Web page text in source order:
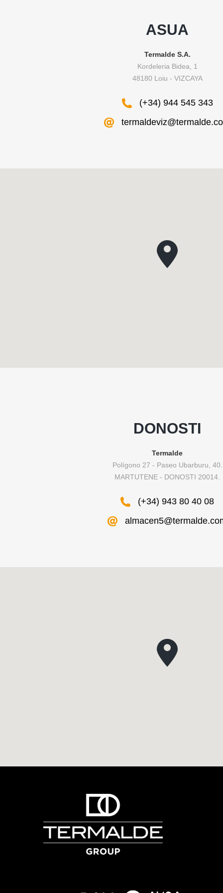
ASUA
Termalde S.A.
Kordeleria Bidea, 1
48180 Loiu - VIZCAYA
(+34) 944 545 343
DONOSTI
Termalde
Polígono 27 - Paseo Ubarburu, 40.
MARTUTENE - DONOSTI 20014.
(+34) 943 80 40 08